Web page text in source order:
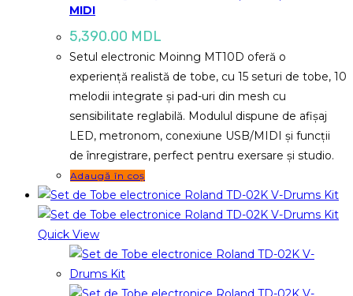
MIDI
5,390.00 MDL
Setul electronic Moinng MT10D oferă o
experiență realistă de tobe, cu 15 seturi de tobe, 10
melodii integrate și pad-uri din mesh cu
sensibilitate reglabilă. Modulul dispune de afișaj
LED, metronom, conexiune USB/MIDI și funcții
de înregistrare, perfect pentru exersare și studio.
Adaugă în coș
Quick View